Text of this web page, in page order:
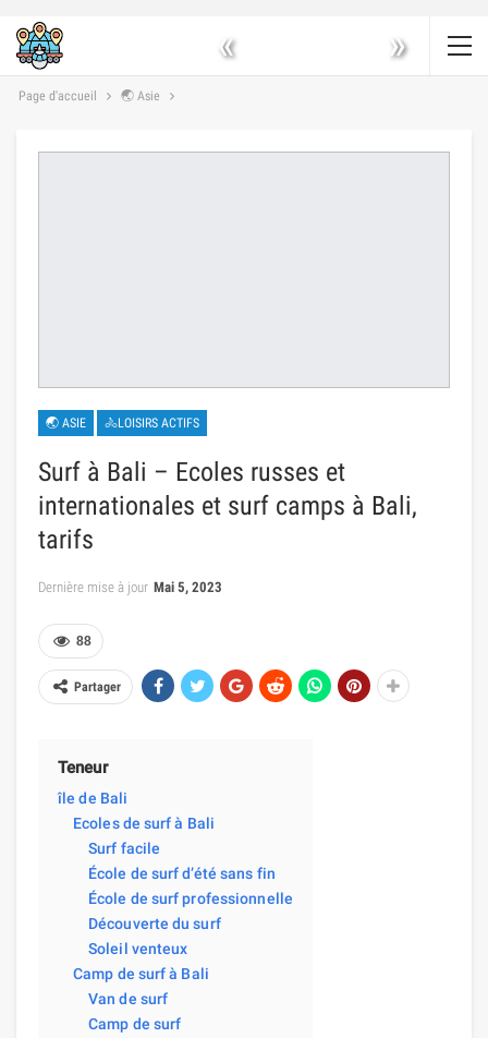
« »
Page d'accueil 🌏 Asie
🌏 ASIE 🚴LOISIRS ACTIFS
Surf à Bali – Ecoles russes et
internationales et surf camps à Bali,
tarifs
Dernière mise à jour Mai 5, 2023
88
Partager
Teneur
île de Bali
Ecoles de surf à Bali
Surf facile
École de surf d’été sans fin
École de surf professionnelle
Découverte du surf
Soleil venteux
Camp de surf à Bali
Van de surf
Camp de surf